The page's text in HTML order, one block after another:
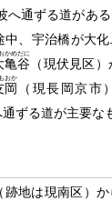
へ通ずる道がある
中、宇治橋が大
亀谷
かめだに
（現伏見区）
岡
おか
（現長岡京市）
ずる道が主要な
（跡地は現南区） か